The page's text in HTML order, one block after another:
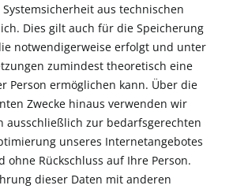
aus technischen
Dies gilt auch für die Speicherung
notwendigerweise erfolgt und unter
zumindest theoretisch eine
Person ermöglichen kann. Über die
Zwecke hinaus verwenden wir
ausschließlich zur bedarfsgerechten
unseres Internetangebotes
ohne Rückschluss auf Ihre Person.
dieser Daten mit anderen